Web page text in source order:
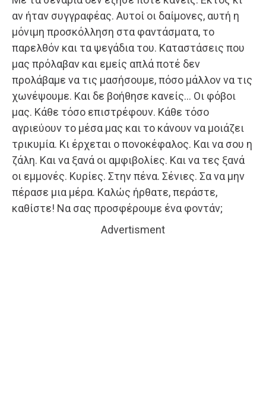
αν ήταν συγγραφέας. Αυτοί οι δαίμονες, αυτή η
μόνιμη προσκόλληση στα φαντάσματα, το
παρελθόν και τα ψεγάδια του. Καταστάσεις που
μας πρόλαβαν και εμείς απλά ποτέ δεν
προλάβαμε να τις μασήσουμε, πόσο μάλλον να τις
χωνέψουμε. Και δε βοήθησε κανείς… Οι φόβοι
μας. Κάθε τόσο επιστρέφουν. Κάθε τόσο
αγριεύουν το μέσα μας και το κάνουν να μοιάζει
τρικυμία. Κι έρχεται ο πονοκέφαλος. Και να σου η
ζάλη. Και να ξανά οι αμφιβολίες. Και να τες ξανά
οι εμμονές. Κυρίες. Στην πένα. Σένιες. Σα να μην
πέρασε μια μέρα. Καλώς ήρθατε, περάστε,
καθίστε! Να σας προσφέρουμε ένα φοντάν;
Advertisment